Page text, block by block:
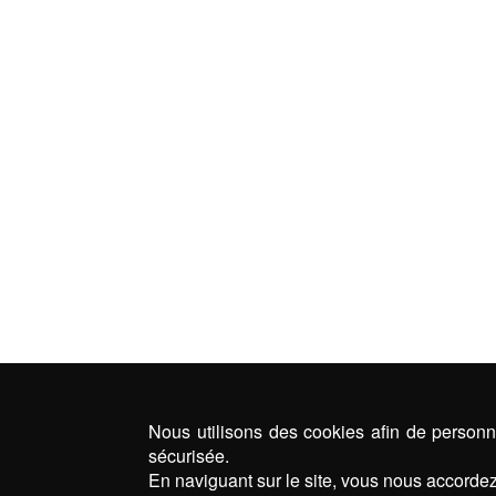
Nous utilisons des cookies afin de
sécurisée.
En naviguant sur le site, vous nous